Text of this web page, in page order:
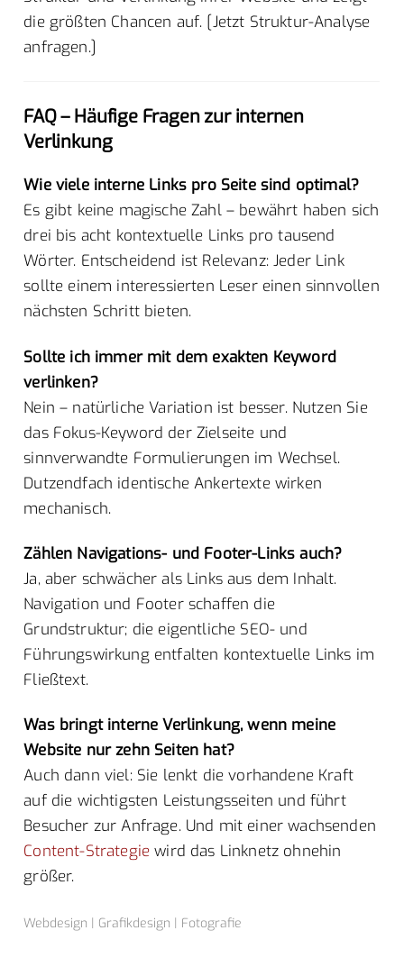
die größten Chancen auf. [Jetzt Struktur-Analyse
anfragen.]
FAQ – Häufige Fragen zur internen
Verlinkung
Wie viele interne Links pro Seite sind optimal?
Es gibt keine magische Zahl – bewährt haben sich
drei bis acht kontextuelle Links pro tausend
Wörter. Entscheidend ist Relevanz: Jeder Link
sollte einem interessierten Leser einen sinnvollen
nächsten Schritt bieten.
Sollte ich immer mit dem exakten Keyword
verlinken?
Nein – natürliche Variation ist besser. Nutzen Sie
das Fokus-Keyword der Zielseite und
sinnverwandte Formulierungen im Wechsel.
Dutzendfach identische Ankertexte wirken
mechanisch.
Zählen Navigations- und Footer-Links auch?
Ja, aber schwächer als Links aus dem Inhalt.
Navigation und Footer schaffen die
Grundstruktur; die eigentliche SEO- und
Führungswirkung entfalten kontextuelle Links im
Fließtext.
Was bringt interne Verlinkung, wenn meine
Website nur zehn Seiten hat?
Auch dann viel: Sie lenkt die vorhandene Kraft
auf die wichtigsten Leistungsseiten und führt
Besucher zur Anfrage. Und mit einer wachsenden
Content-Strategie wird das Linknetz ohnehin
größer.
Webdesign | Grafikdesign | Fotografie